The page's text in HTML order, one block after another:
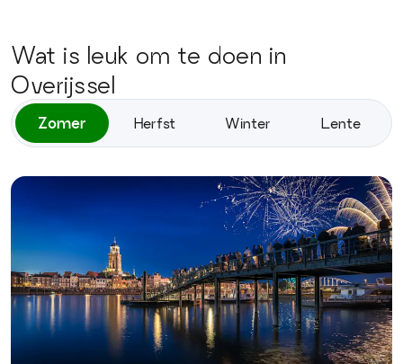
Wat is leuk om te doen in
Overijssel
Zomer Herfst Winter Lente